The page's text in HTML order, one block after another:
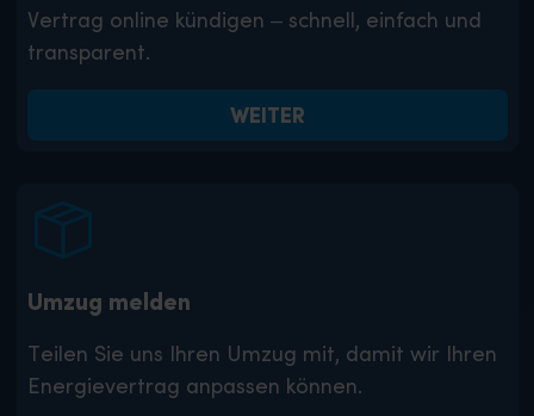
Vertrag online kündigen – schnell, einfach und
transparent.
WEITER
Umzug melden
Teilen Sie uns Ihren Umzug mit, damit wir Ihren
Energievertrag anpassen können.